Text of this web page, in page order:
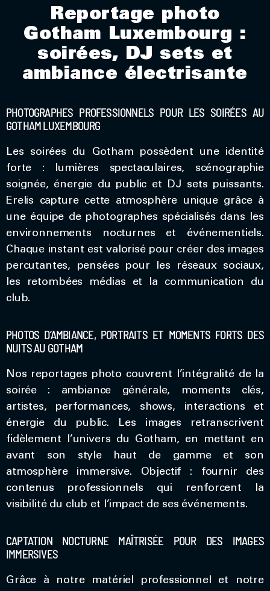
Reportage photo
Gotham Luxembourg :
soirées, DJ sets et
ambiance électrisante
PHOTOGRAPHES PROFESSIONNELS POUR LES SOIRÉES AU
GOTHAM LUXEMBOURG
Les soirées du Gotham possèdent une identité
forte : lumières spectaculaires, scénographie
soignée, énergie du public et DJ sets puissants.
Erelis capture cette atmosphère unique grâce à
une équipe de photographes spécialisés dans les
environnements nocturnes et événementiels.
Chaque instant est valorisé pour créer des images
percutantes, pensées pour les réseaux sociaux,
les retombées médias et la communication du
club.
PHOTOS D’AMBIANCE, PORTRAITS ET MOMENTS FORTS DES
NUITS AU GOTHAM
Nos reportages photo couvrent l’intégralité de la
soirée : ambiance générale, moments clés,
artistes, performances, shows, interactions et
énergie du public. Les images retranscrivent
fidèlement l’univers du Gotham, en mettant en
avant son style haut de gamme et son
atmosphère immersive. Objectif : fournir des
contenus professionnels qui renforcent la
visibilité du club et l’impact de ses événements.
CAPTATION NOCTURNE MAÎTRISÉE POUR DES IMAGES
IMMERSIVES
Grâce à notre matériel professionnel et notre